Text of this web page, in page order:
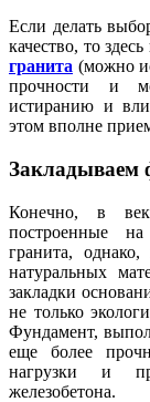
Если делать
качество, то
гранита (можно
прочности и
истиранию и
этом вполне
Закладываем
Конечно, в век
построенные
гранита,
натуральных
закладки
не только
Фундамент,
еще более
нагрузки и
железобетона.